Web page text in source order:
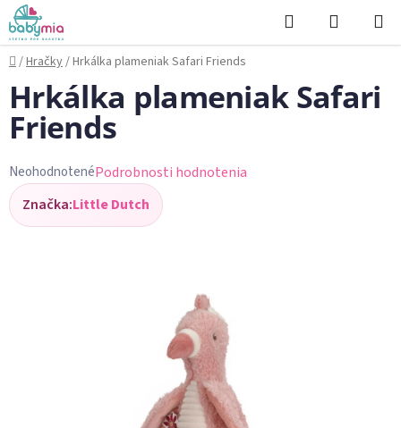
Prejsť
na
obsah
Hľadať
KOŠÍK
Domov
/Hračky/Hrkálka plameniak Safari Friends
Hrkálka plameniak Safari
Friends
Priemerné
hodnotenie
produktu
NeohodnotenéPodrobnosti hodnotenia
Značka:Little Dutch